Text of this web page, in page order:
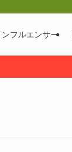
ンフルエンサー